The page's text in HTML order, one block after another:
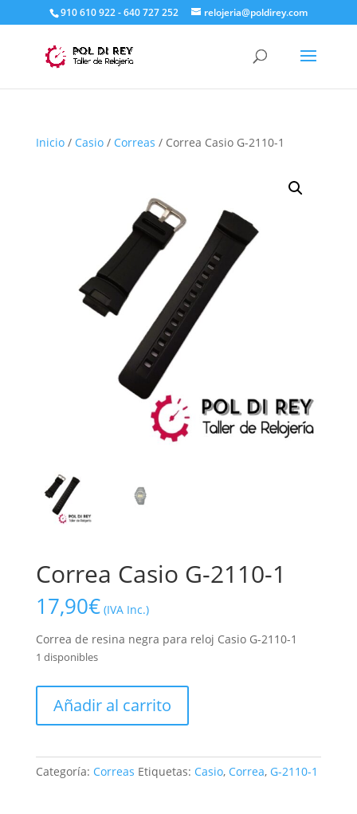
910 610 922 - 640 727 252 relojeria@poldirey.com
Inicio/ Casio/ Correas / Correa Casio G-2110-1
Correa Casio G-2110-1
17,90€ (IVA Inc.)
Correa de resina negra para reloj Casio G-2110-1
1 disponibles
Casio
G-
1
Añadir al carrito
Categoría: Correas Etiquetas: Casio, Correa, G-2110-1